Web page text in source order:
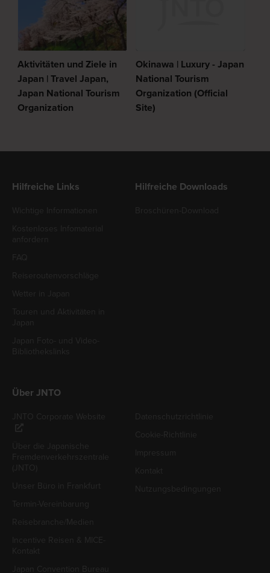
Aktivitäten und Ziele in
Japan | Travel Japan,
Japan National Tourism
Organization
Okinawa | Luxury - Japan
National Tourism
Organization (Official
Site)
Hilfreiche Links Hilfreiche Downloads
Über JNTO